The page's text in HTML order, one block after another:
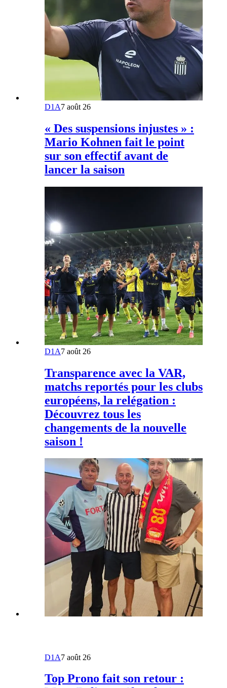
D1A7 août 26
« Des suspensions injustes » :
Mario Kohnen fait le point
sur son effectif avant de
lancer la saison
D1A7 août 26
Transparence avec la VAR,
matchs reportés pour les clubs
européens, la relégation :
Découvrez tous les
changements de la nouvelle
saison !
D1A7 août 26
Top Prono fait son retour :